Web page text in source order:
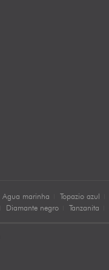
Agua marinha Topazio azul
Diamante negro Tanzanita